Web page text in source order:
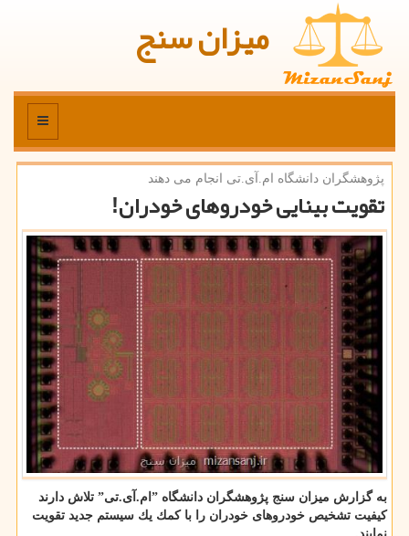
میزان سنج
منو
پژوهشگران دانشگاه ام.آی.تی انجام می دهند
تقویت بینایی خودروهای خودران!
به گزارش میزان سنج پژوهشگران دانشگاه ˮام.آی.تیˮ تلاش دارند
كیفیت تشخیص خودروهای خودران را با كمك یك سیستم جدید تقویت